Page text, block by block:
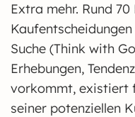
Extra mehr. Rund
Suche (Think with
Erhebungen,
vorkommt, existiert
seiner potenziellen